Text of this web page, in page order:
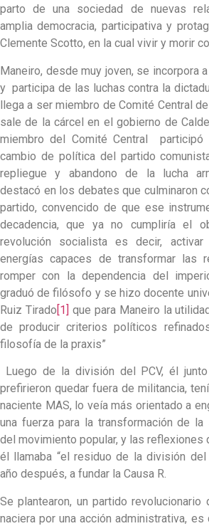
parto de una sociedad de nuevas
amplia democracia, participativa y
Clemente Scotto, en la cual vivir y morir
Maneiro, desde muy joven, se incorpora
y participa de las luchas contra la
llega a ser miembro de Comité Central
sale de la cárcel en el gobierno de
miembro del Comité Central participó
cambio de política del partido
repliegue y abandono de la lucha
destacó en los debates que culminaron
partido, convencido de que ese
decadencia, que ya no cumpliría el
revolución socialista es decir,
energías capaces de transformar las
romper con la dependencia del
graduó de filósofo y se hizo docente
Ruiz Tirado[1] que para Maneiro la
de producir criterios políticos
filosofía de la praxis”
Luego de la división del PCV, él
prefirieron quedar fuera de militancia,
naciente MAS, lo veía más orientado a
una fuerza para la transformación de la
del movimiento popular, y las reflexiones
él llamaba “el residuo de la división del
año después, a fundar la Causa R.
Se plantearon, un partido revolucionario
naciera por una acción administrativa, es